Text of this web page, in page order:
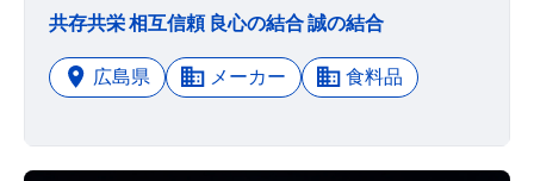
共存共栄 相互信頼 良心の結合 誠の結合
広島県
メーカー 食料品